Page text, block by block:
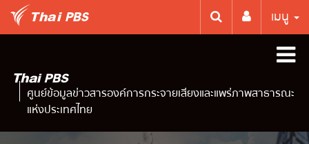
เมนู
ศูนย์ข้อมูลข่าวสารองค์การกระจายเสียงและแพร่ภาพสาธารณะ
แห่งประเทศไทย